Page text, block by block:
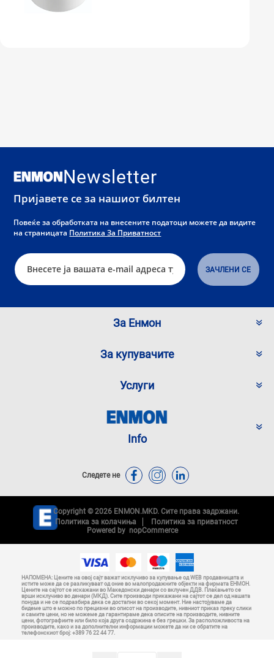
Newsletter
Пријавете се за нашиот билтен
Повеќе за обработката на внесените податоци можете да видите
на страницата Политика За Приватност
За Енмон
За купувачите
Услуги
Info
Следете не
Copyright © 2026 ENMON.MKD. Сите права задржани.
Политика за колачиња
Политика за приватност
Powered by nopCommerce
НАПОМЕНА: Цените на овој сајт важат исклучиво за купување од WEB продавницата и
истите може да се разликуваат од оние во малопродажните објекти на фирмата ЕНМОН.
Цените на сајтот се искажани во Македонски денари со вклучен ДДВ. Плаќањето се
врши исклучиво во денари (МКД). Сите производи прикажани на сајтот се дел од нашата
понуда и не се подразбира дека се достапни во секој момент. Ние настојуваме да
бидеме што е можно по прецизни во описот на производите, нивниот приказ преку слики
и самите цени, но не можеме да гарантираме дека описите на производите, нивните
цени, фотографиите или било која друга содржина е без грешки. За расположливоста на
производите, како и за дополнителни информации можете да ни се обратите на
телефонскиот број: +389 76 22 44 77.